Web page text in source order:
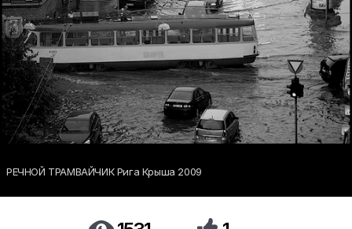
РЕЧНОЙ ТРАМВАЙЧИК Рига Крыша 2009